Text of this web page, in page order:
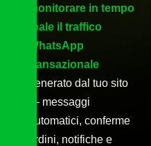
monitorare in tempo
reale il traffico
WhatsApp
transazionale
generato dal tuo sito
— messaggi
automatici, conferme
ordini, notifiche e